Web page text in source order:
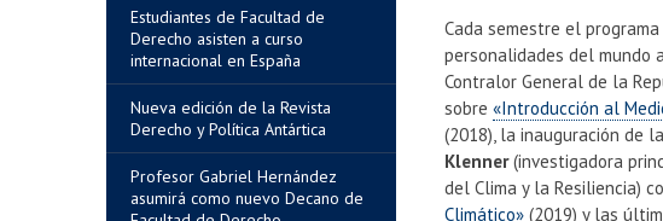
Estudiantes de Facultad de
Derecho asisten a curso
internacional en España
Nueva edición de la Revista
Derecho y Política Antártica
Profesor Gabriel Hernández
asumirá como nuevo Decano de
Cada semestre el
personalidades del mundo
Contralor General de la
sobre«Introducción al
(2018), la inauguración de
Klenner(investigadora
del Clima y la Resiliencia)
Climático» (2019) y las